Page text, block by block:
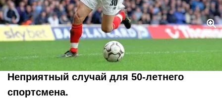
Legion-Media
Неприятный случай для 50-летнего
спортсмена.